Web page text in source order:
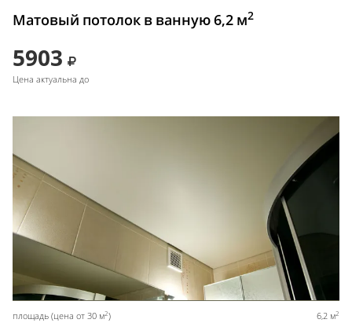
Матовый потолок в ванную 6,2 м2
5903
Цена актуальна до
площадь (цена от 30 м2) 6,2 м2